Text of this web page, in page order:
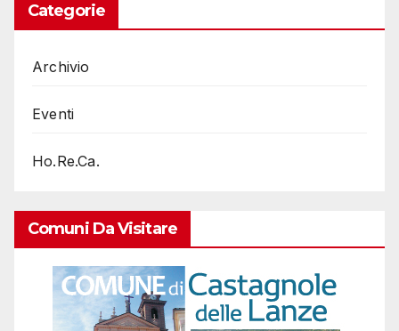
Categorie
Archivio
Eventi
Ho.Re.Ca.
Comuni Da Visitare